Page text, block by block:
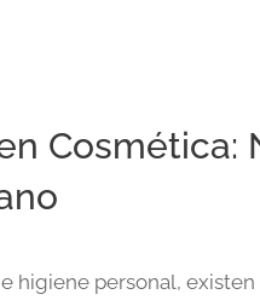
Cosmética:
higiene personal,